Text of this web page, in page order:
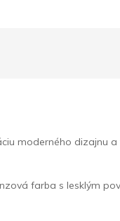
moderného dizajnu
farba s lesklým